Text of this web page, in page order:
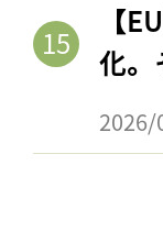
【
化。